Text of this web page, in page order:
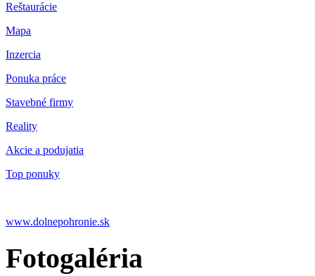
Reštaurácie
Mapa
Inzercia
Ponuka práce
Stavebné firmy
Reality
Akcie a podujatia
Top ponuky
www.dolnepohronie.sk
Fotogaléria